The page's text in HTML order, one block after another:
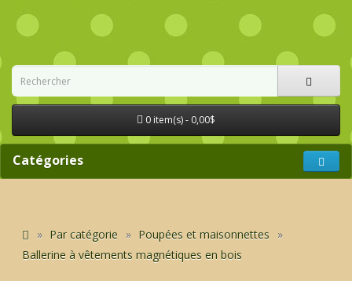
0 item(s) - 0,00$
Catégories
Par catégorie
Poupées et maisonnettes
Ballerine à vêtements magnétiques en bois